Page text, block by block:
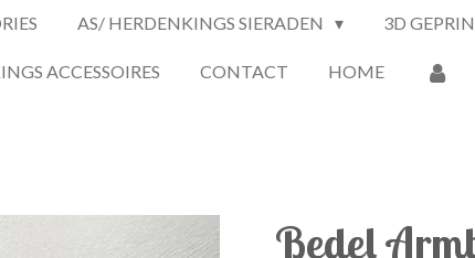
AS/ HERDENKINGS SIERADEN 3D
ACCESSOIRES CONTACT HOME
Bedel